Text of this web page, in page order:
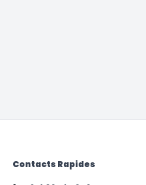
Contacts Rapides